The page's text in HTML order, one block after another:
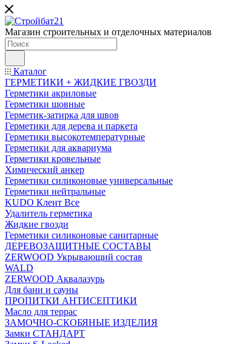
Магазин строительных и отделочных материалов
Каталог
ГЕРМЕТИКИ + ЖИДКИЕ ГВОЗДИ
Герметики акриловые
Герметики шовные
Герметик-затирка для швов
Герметики для дерева и паркета
Герметики высокотемпературные
Герметики для аквариума
Герметики кровельные
Химический анкер
Герметики силиконовые универсальные
Герметики нейтральные
KUDO Клеит Все
Удалитель герметика
Жидкие гвозди
Герметики силиконовые санитарные
ДЕРЕВОЗАЩИТНЫЕ СОСТАВЫ
ZERWOOD Укрывающий состав
WALD
ZERWOOD Аквалазурь
Для бани и сауны
ПРОПИТКИ АНТИСЕПТИКИ
Масло для террас
ЗАМОЧНО-СКОБЯНЫЕ ИЗДЕЛИЯ
Замки СТАНДАРТ